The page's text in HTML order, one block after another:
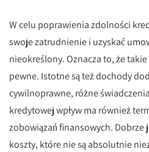
W celu poprawienia zdolności
swoje zatrudnienie i uzyskać
nieokreślony. Oznacza to, że
pewne. Istotne są też dochody
cywilnoprawne, różne
kredytowej wpływ ma również
zobowiązań finansowych. Dobrze
koszty, które nie są absolutnie